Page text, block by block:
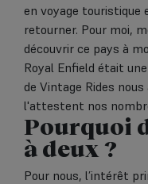
en voyage touristique
retourner. Pour moi,
découvrir ce pays à
Royal Enfield était
de Vintage Rides
l'attestent nos
Pourquoi
à deux ?
Pour nous, l’intérêt